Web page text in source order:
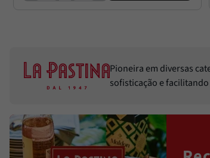
Pioneira em diversas
sofisticação e